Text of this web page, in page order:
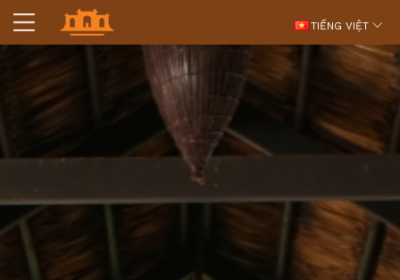
TIẾNG VIỆT